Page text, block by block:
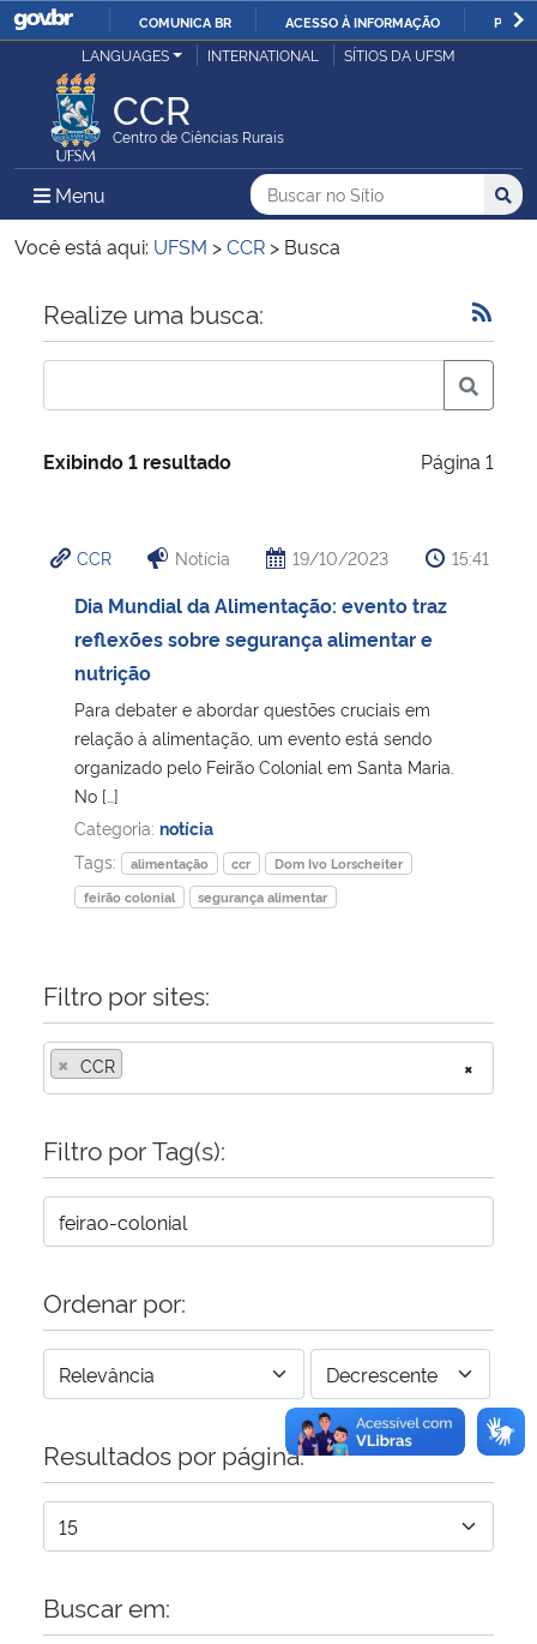
IR
COMUNICA BR ACESSO À INFORMAÇÃO
Ministério da Justiça e Segurança Pública
Ministério da Defesa
Ministério das Relações Exteriores
Ministério da Economia
Ministério da Infraestrutura
Ministério da Cidadania
Ministério de Minas e Energia
Ministério da Ciência, Tecnologia, Inovações e Comunicações
Ministério do Turismo
Controladoria-Geral da União
Ministério da Mulher, da Família e dos Direitos Humanos
Secretaria de Governo
Advocacia-Geral da União
Banco Central do Brasil
Planalto
LANGUAGES INTERNATIONAL SÍTIOS DA UFSM
CCR
Centro de Ciências Rurais
Menu Menu Principal do Sítio
Busca
Buscar no no Sítio
Busca:
Você está aqui: UFSM >CCR > Busca
Início do conteúdo
Realize uma busca:
Exibindo 1 resultado Página 1
CCR Notícia 19/10/2023 15:41
Dia Mundial da Alimentação: evento traz
reflexões sobre segurança alimentar e
nutrição
Para debater e abordar questões cruciais em
relação à alimentação, um evento está sendo
organizado pelo Feirão Colonial em Santa Maria.
No […]
Categoria: notícia
Tags:
alimentação ccr
Dom Ivo Lorscheiter
feirão colonial
segurança alimentar
Filtro por sites:
×
× CCR
Filtro por Tag(s):
Ordenar por:
Resultados por página:
Buscar em: